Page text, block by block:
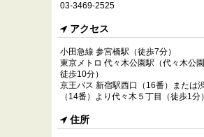
03-3469-2525
アクセス
小田急線 参宮橋駅（徒歩7分）
東京メトロ 代々木公園駅（代々木公
徒歩10分）
京王バス 新宿駅西口（16番）または
（14番）より代々木５丁目（徒歩1分）
住所